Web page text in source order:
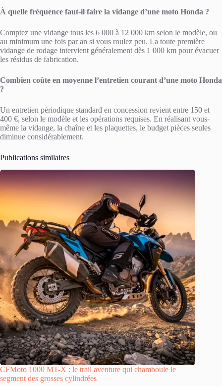
À quelle fréquence faut-il faire la vidange d’une moto Honda ?
Comptez une vidange tous les 6 000 à 12 000 km selon le modèle, ou
au minimum une fois par an si vous roulez peu. La toute première
vidange de rodage intervient généralement dès 1 000 km pour évacuer
les résidus de fabrication.
Combien coûte en moyenne l’entretien courant d’une moto Honda
?
Un entretien périodique standard en concession revient entre 150 et
400 €, selon le modèle et les opérations requises. En réalisant vous-
même la vidange, la chaîne et les plaquettes, le budget pièces seules
diminue considérablement.
Publications similaires
CFMoto 1000 MT-X : le trail aventure qui chamboule le
segment des grosses cylindrées